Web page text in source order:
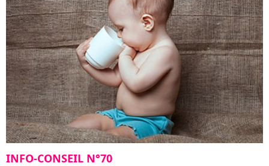
INFO-CONSEIL N°70